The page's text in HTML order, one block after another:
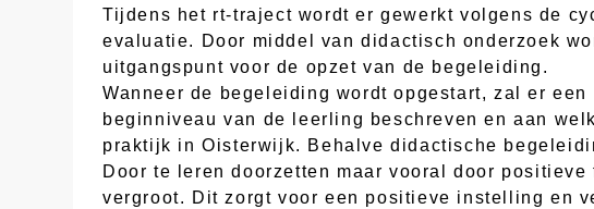
Tijdens het rt-traject wordt er gewerkt volgens de
evaluatie. Door middel van didactisch onderzoek
uitgangspunt voor de opzet van de begeleiding.
Wanneer de begeleiding wordt opgestart, zal er
beginniveau van de leerling beschreven en aan
praktijk in Oisterwijk. Behalve didactische
Door te leren doorzetten maar vooral door
vergroot. Dit zorgt voor een positieve instelling en